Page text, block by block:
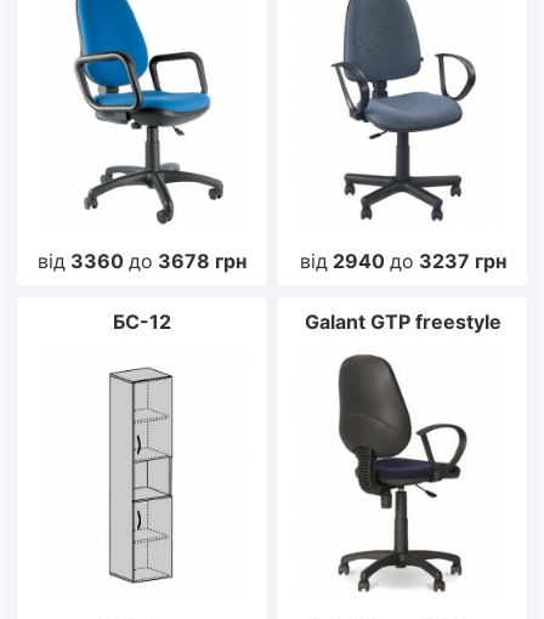
від 3360 до 3678 грн від 2940 до 3237 грн
БС-12 Galant GTP freestyle